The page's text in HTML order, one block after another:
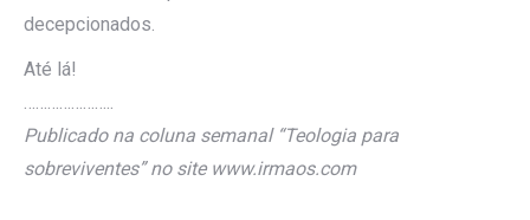
decepcionados.
Até lá!
…………………..
Publicado na coluna semanal “Teologia para
sobreviventes” no site www.irmaos.com